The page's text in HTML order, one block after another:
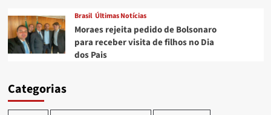
Brasil Últimas Notícias
Moraes rejeita pedido de Bolsonaro
para receber visita de filhos no Dia
dos Pais
Categorias